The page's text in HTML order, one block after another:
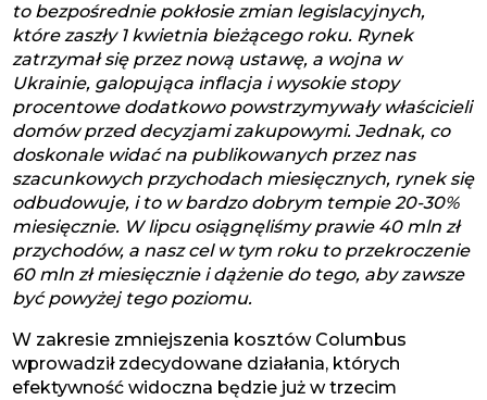
to bezpośrednie pokłosie zmian legislacyjnych,
które zaszły 1 kwietnia bieżącego roku. Rynek
zatrzymał się przez nową ustawę, a wojna w
Ukrainie, galopująca inflacja i wysokie stopy
procentowe dodatkowo powstrzymywały właścicieli
domów przed decyzjami zakupowymi. Jednak, co
doskonale widać na publikowanych przez nas
szacunkowych przychodach miesięcznych, rynek się
odbudowuje, i to w bardzo dobrym tempie 20-30%
miesięcznie. W lipcu osiągnęliśmy prawie 40 mln zł
przychodów, a nasz cel w tym roku to przekroczenie
60 mln zł miesięcznie i dążenie do tego, aby zawsze
być powyżej tego poziomu.
W zakresie zmniejszenia kosztów Columbus
wprowadził zdecydowane działania, których
efektywność widoczna będzie już w trzecim